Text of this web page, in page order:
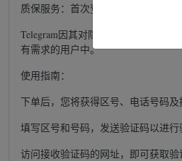
质保服务：首次登录成功即可享受质
Telegram因其对隐私的高度重视、
有需求的用户中。
使用指南：
下单后，您将获得区号、电话号码及
填写区号和号码，发送验证码以进行
访问接收验证码的网址，即可获取验